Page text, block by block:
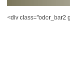
<div class="odor_bar2